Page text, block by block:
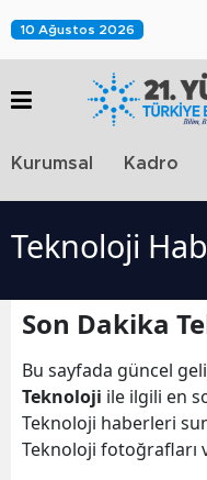
10 Ağustos 2026
Kurumsal Kadro
Teknoloji
Son Dakika
Bu sayfada güncel
Teknoloji ile ilgili en
Teknoloji haberleri
Teknoloji fotoğrafları